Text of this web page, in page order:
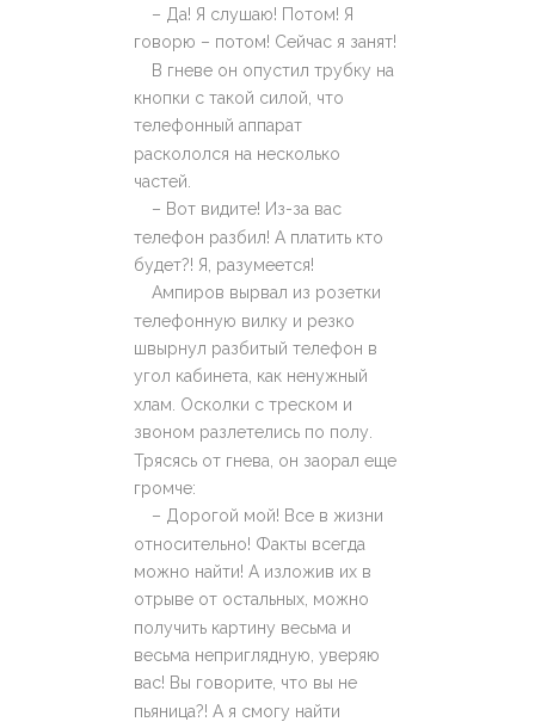
– Да! Я слушаю! Потом! Я
говорю – потом! Сейчас я занят!
В гневе он опустил трубку на
кнопки с такой силой, что
телефонный аппарат
раскололся на несколько
частей.
– Вот видите! Из-за вас
телефон разбил! А платить кто
будет?! Я, разумеется!
Ампиров вырвал из розетки
телефонную вилку и резко
швырнул разбитый телефон в
угол кабинета, как ненужный
хлам. Осколки с треском и
звоном разлетелись по полу.
Трясясь от гнева, он заорал еще
громче:
– Дорогой мой! Все в жизни
относительно! Факты всегда
можно найти! А изложив их в
отрыве от остальных, можно
получить картину весьма и
весьма неприглядную, уверяю
вас! Вы говорите, что вы не
пьяница?! А я смогу найти